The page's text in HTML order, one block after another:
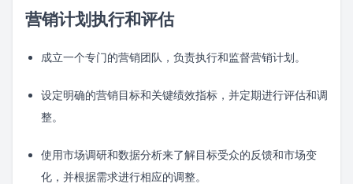
营销计划执行和评估
成立一个专门的营销团队，负责执行和监督营销计划。
设定明确的营销目标和关键绩效指标，并定期进行评估和调
整。
使用市场调研和数据分析来了解目标受众的反馈和市场变
化，并根据需求进行相应的调整。